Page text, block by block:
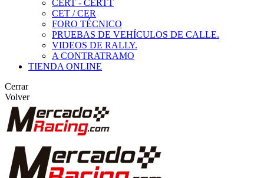
CERT - CERTT
CET / CER
FORO TÉCNICO
PRUEBAS DE VEHÍCULOS DE CALLE.
VIDEOS DE RALLY.
A CONTRATRAMO
TIENDA ONLINE
Cerrar
Volver